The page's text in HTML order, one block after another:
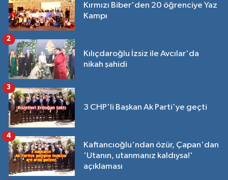
Kırmızı Biber'den 20 öğrenciye Yaz
Kampı
Kılıçdaroğlu İzsiz ile Avcılar'da
nikah şahidi
2
3 CHP'li Başkan Ak Parti'ye geçti
3
Kaftancıoğlu'ndan özür, Çapan'dan
'Utanın, utanmanız kaldıysa!'
açıklaması
4